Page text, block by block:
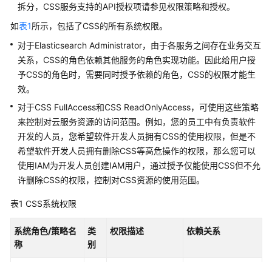
常
问
题
故
障
排
除
视
频
帮
助
产
品
拆分，CSS服务支持的API授权项请参见权限策略和授权。
如表1所示，包括了CSS的所有系统权限。
对于Elasticsearch Administrator，由于各服务之间存在业务交互
关系，CSS的角色依赖其他服务的角色实现功能。因此给用户授
予CSS的角色时，需要同时授予依赖的角色，CSS的权限才能生
效。
对于CSS FullAccess和CSS ReadOnlyAccess，可使用这些策略
来控制对云服务资源的访问范围。例如，您的员工中有负责软件
开发的人员，您希望软件开发人员拥有CSS的使用权限，但是不
希望软件开发人员拥有删除CSS等高危操作的权限，那么您可以
使用IAM为开发人员创建IAM用户，通过授予仅能使用CSS但不允
许删除CSS的权限，控制对CSS资源的使用范围。
表1 CSS系统权限
系统角色/策略名
称
类
别
权限描述 依赖关系